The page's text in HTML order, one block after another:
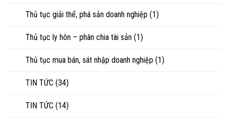
Thủ tục giải thể, phá sản doanh nghiệp (1)
Thủ tục ly hôn – phân chia tài sản (1)
Thủ tục mua bán, sát nhập doanh nghiệp (1)
TIN TỨC (34)
TIN TỨC (14)